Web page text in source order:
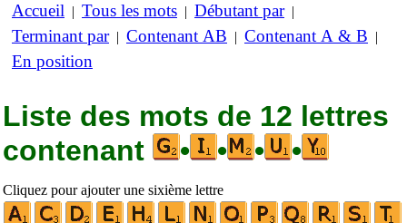
Accueil | Tous les mots | Débutant par|
Terminant par| Contenant AB | Contenant A & B |
En position
Liste des mots de 12 lettres
contenant
• • • •
Cliquez pour ajouter une sixième lettre